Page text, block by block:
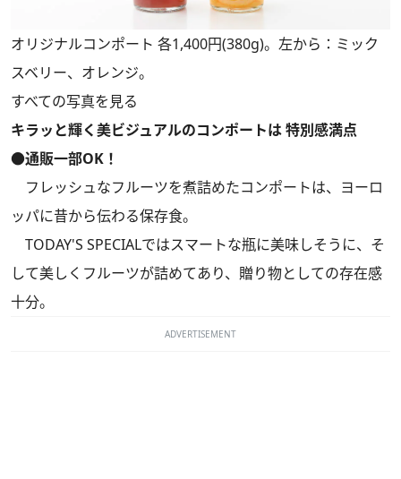
オリジナルコンポート 各1,400円(380g)。左から：ミック
スベリー、オレンジ。
すべての写真を見る
キラッと輝く美ビジュアルのコンポートは 特別感満点
●通販一部OK！
フレッシュなフルーツを煮詰めたコンポートは、ヨーロ
ッパに昔から伝わる保存食。
TODAY'S SPECIALではスマートな瓶に美味しそうに、そ
して美しくフルーツが詰めてあり、贈り物としての存在感
十分。
ADVERTISEMENT